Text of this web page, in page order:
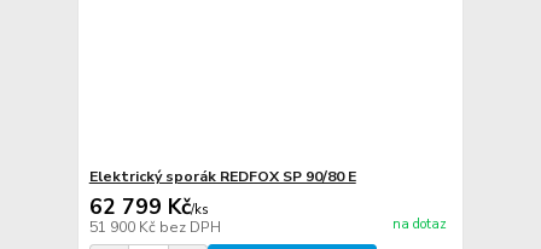
Elektrický sporák REDFOX SP 90/80 E
62 799 Kč/ks
51 900 Kč bez DPH na dotaz